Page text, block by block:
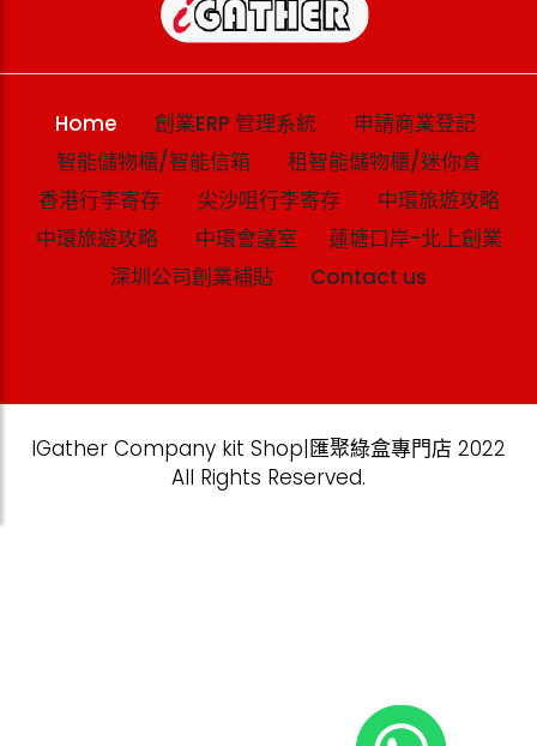
Home 創業ERP 管理系統
申請商業登記
智能儲物櫃/智能信箱
租智能儲物櫃/迷你倉
香港行李寄存
尖沙咀行李寄存
中環旅遊攻略
中環旅遊攻略
中環會議室
蓮塘口岸-北上創業
深圳公司創業補貼
Contact us
IGather Company kit Shop|匯聚綠盒專門店 2022
All Rights Reserved.